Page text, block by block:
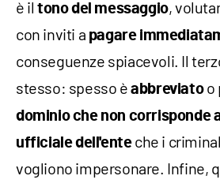
è iltono del messaggio,
con inviti a pagare
conseguenze spiacevoli. Il
stesso: spesso èabbreviatoo
dominio che non corrisponde
ufficiale dell'enteche i
vogliono impersonare. Infine,